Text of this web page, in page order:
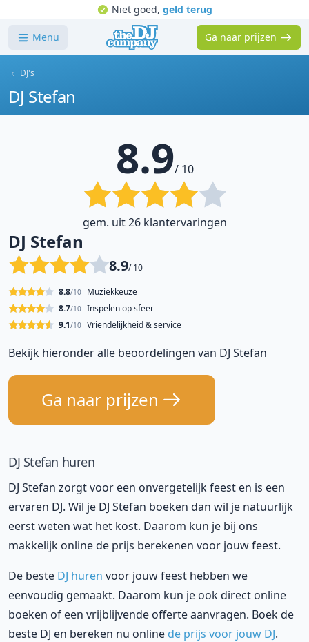
Niet goed, geld terug
Menu Ga naar prijzen
DJ's
DJ Stefan
8.9/ 10
gem. uit 26 klantervaringen
DJ Stefan
8.9/ 10
Muziekkeuze
8.8/10
Inspelen op sfeer
8.7/10
Vriendelijkheid & service
9.1/10
Bekijk hieronder alle beoordelingen van DJ Stefan
Ga naar prijzen
DJ Stefan huren
DJ Stefan zorgt voor een onvergetelijk feest en is een
ervaren DJ. Wil je DJ Stefan boeken dan wil je natuurlijk
eerst weten wat het kost. Daarom kun je bij ons
makkelijk online de prijs berekenen voor jouw feest.
De beste DJ huren voor jouw feest hebben we
eenvoudig gemaakt. Daarom kun je ook direct online
boeken of een vrijblijvende offerte aanvragen. Boek de
beste DJ en bereken nu online de prijs voor jouw DJ.